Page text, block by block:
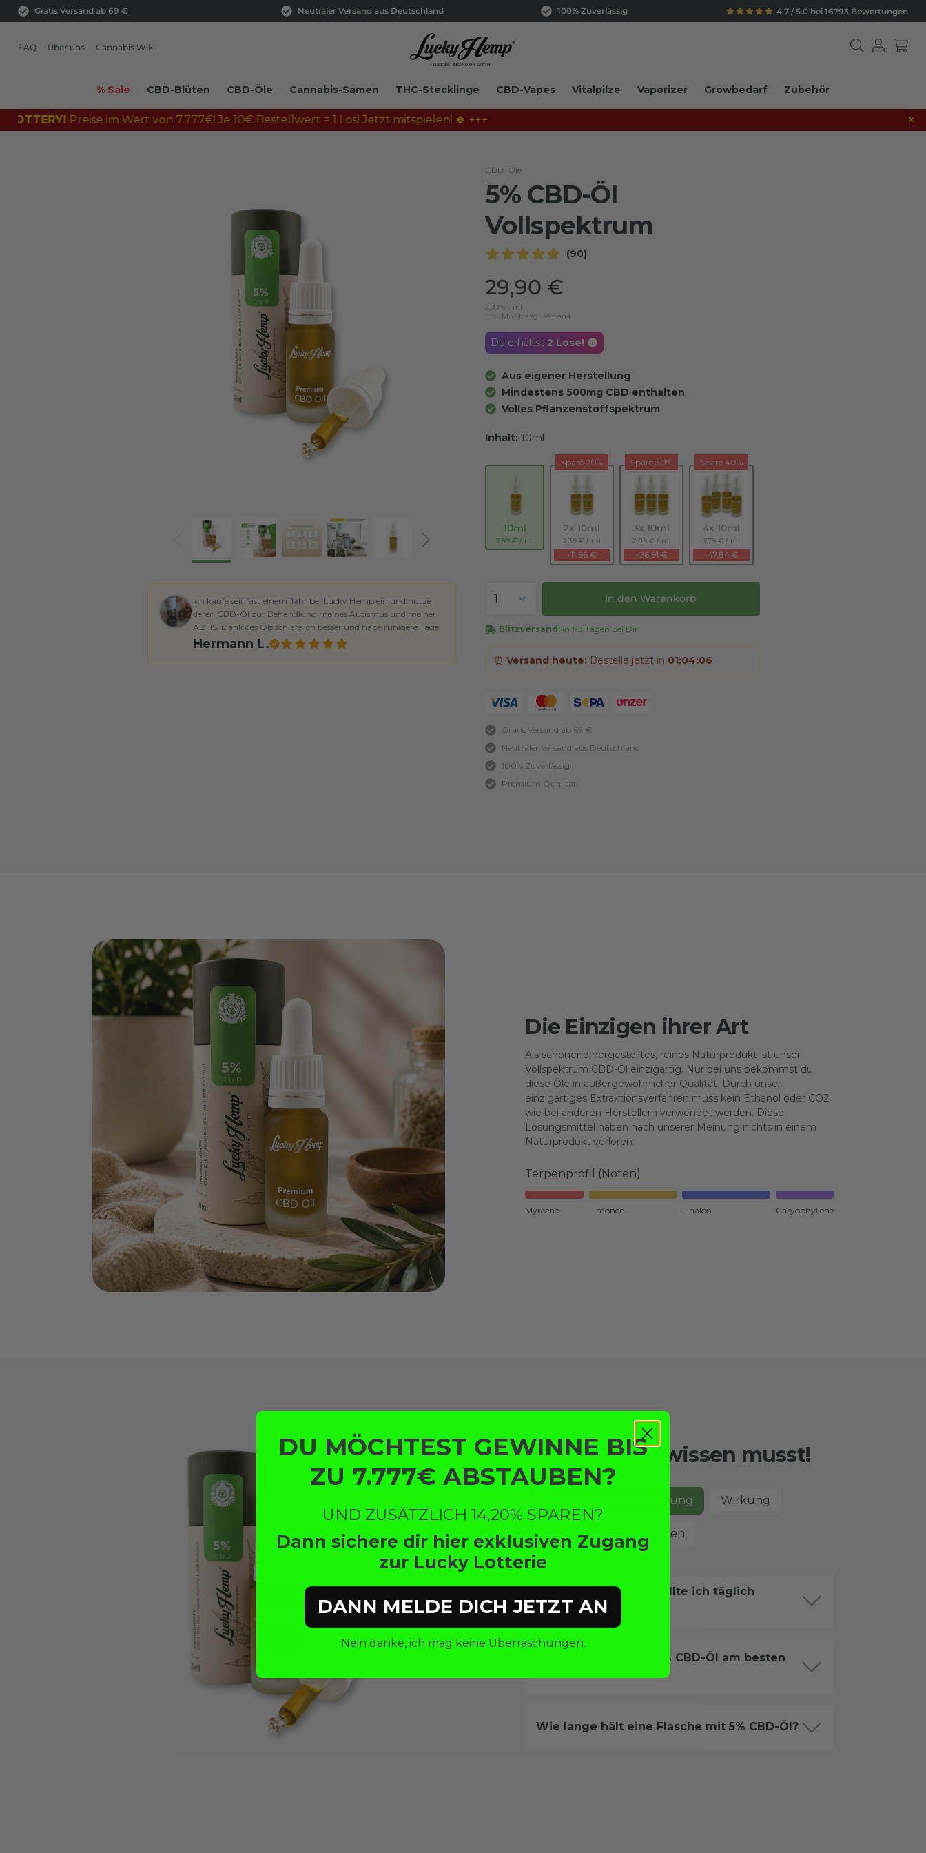
4.7 / 5.0 bei 16793 Bewertungen
Gratis Versand ab 69 € Neutraler Versand aus Deutschland 100% Zuverlässig
FAQ Über uns Cannabis Wiki
% Sale CBD-Blüten CBD-Öle Cannabis-Samen THC-Stecklinge CBD-Vapes Vitalpilze Vaporizer Growbedarf Zubehör
Preise im Wert von 7.777€! Je 10€ Bestellwert = 1 Los! Jetzt mitspielen! 🍀 +++ ×
Ich kaufe seit fast einem Jahr bei Lucky Hemp ein und nutze
deren CBD-Öl zur Behandlung meines Autismus und meiner
ADHS. Dank des Öls schlafe ich besser und habe ruhigere Tage.
Hermann L.
CBD-Öle
5% CBD-Öl
Vollspektrum
(90)
29,90 €
2,99 € / ml
inkl. MwSt. zzgl. Versand
Du erhältst 2 Lose!
Aus eigener Herstellung
Mindestens 500mg CBD enthalten
Volles Pflanzenstoffspektrum
Inhalt: 10ml
10ml
2,99 € / ml
Spare 20%
2x 10ml
2,39 € / ml
-11,96 €
Spare 30%
3x 10ml
2,09 € / ml
-26,91 €
Spare 40%
4x 10ml
1,79 € / ml
-47,84 €
In den Warenkorb
Blitzversand: in 1-3 Tagen bei Dir!
⏰ Versand heute: Bestelle jetzt in 01:04:05
Gratis Versand ab 69 €
Neutraler Versand aus Deutschland
100% Zuverlässig
Premium Qualität
Die Einzigen ihrer Art
Als schonend hergestelltes, reines Naturprodukt ist unser
Vollspektrum CBD-Öl einzigartig. Nur bei uns bekommst du
diese Öle in außergewöhnlicher Qualität. Durch unser
einzigartiges Extraktionsverfahren muss kein Ethanol oder CO2
wie bei anderen Herstellern verwendet werden. Diese
Lösungsmittel haben nach unserer Meinung nichts in einem
Naturprodukt verloren.
Terpenprofil (Noten)
Myrcene Limonen Linalool Caryophyllene
Alles, was du wissen musst!
Dosierung und Anwendung Wirkung
Allgemeine Konsumfragen
Wie viel 5% CBD-Öl sollte ich täglich
einnehmen?
Wie nehme ich das 5% CBD-Öl am besten
Wie lange hält eine Flasche mit 5% CBD-Öl?
DU MÖCHTEST GEWINNE BIS
ZU 7.777€ ABSTAUBEN?
UND ZUSÄTZLICH 14,20% SPAREN?
Dann sichere dir hier exklusiven Zugang
zur Lucky Lotterie
DANN MELDE DICH JETZT AN
Nein danke, ich mag keine Überraschungen.